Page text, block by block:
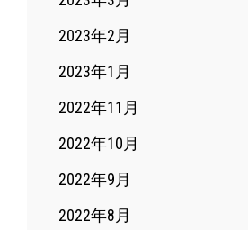
2023年2月
2023年1月
2022年11月
2022年10月
2022年9月
2022年8月